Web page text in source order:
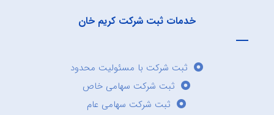
خدمات ثبت شرکت کریم خان
ثبت شرکت با مسئولیت محدود
ثبت شرکت سهامی خاص
ثبت شرکت سهامی عام